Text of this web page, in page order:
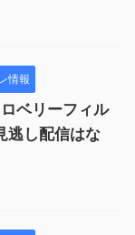
情報
ベリーフィル
逃し配信はな